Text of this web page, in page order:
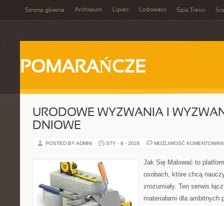
Strona główna Archiwum Lipiec Lodowato Spis Treści
POMARAŃCZE
URODOWE WYZWANIA I
DNIOWE
POSTED BY ADMIN STY - 8 - 2026 MOŻLIWOŚĆ
Jak Się Malować to
osobach, które chcą
zrozumiały. Ten serwis
materiałami dla ambitnych